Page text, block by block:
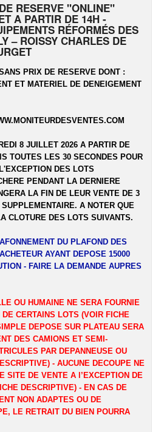
RESERVE "ONLINE"
A PARTIR DE 14H -
RÉFORMÉS DES
– ROISSY CHARLES DE
PRIX DE RESERVE DONT :
ET MATERIEL DE DENEIGEMENT
8 JUILLET 2026 A PARTIR DE
TOUTES LES 30 SECONDES POUR
DES LOTS
PENDANT LA DERNIERE
LA FIN DE LEUR VENTE DE 3
A NOTER QUE
CLOTURE DES LOTS SUIVANTS.
DU PLAFOND DES
AYANT DEPOSE 15000
- FAIRE LA DEMANDE AUPRES
OU HUMAINE NE SERA FOURNIE
CERTAINS LOTS (VOIR FICHE
DEPOSE SUR PLATEAU SERA
DES CAMIONS ET SEMI-
PAR DEPANNEUSE OU
- AUCUNE DECOUPE NE
SITE DE VENTE A l’EXCEPTION DE
DESCRIPTIVE) - EN CAS DE
NON ADAPTES OU DE
LE RETRAIT DU BIEN POURRA